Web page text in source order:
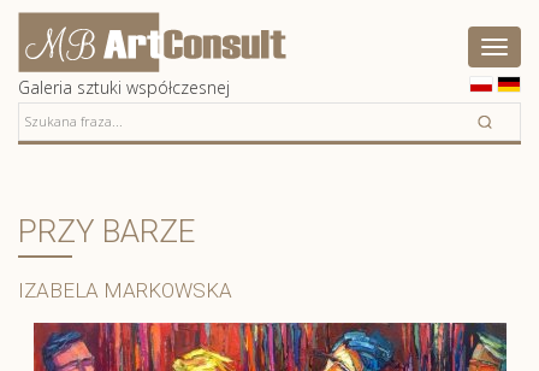
Artconsult
Galeria sztuki współczesnej
Pokaż
menu
PRZY BARZE
IZABELA MARKOWSKA